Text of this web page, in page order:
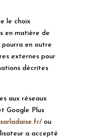
le choix
en matière de
pourra en outre
externes pour
décrites
aux réseaux
Google Plus
ou
a accepté